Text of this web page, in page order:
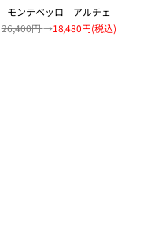
モンテベッロ アルチェ
26,400円→18,480円(税込)